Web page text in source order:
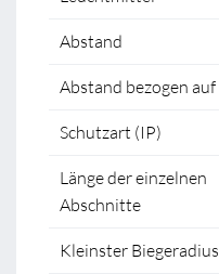
Abstand
Abstand bezogen auf
Schutzart (IP)
Länge der einzelnen
Abschnitte
Kleinster Biegeradius